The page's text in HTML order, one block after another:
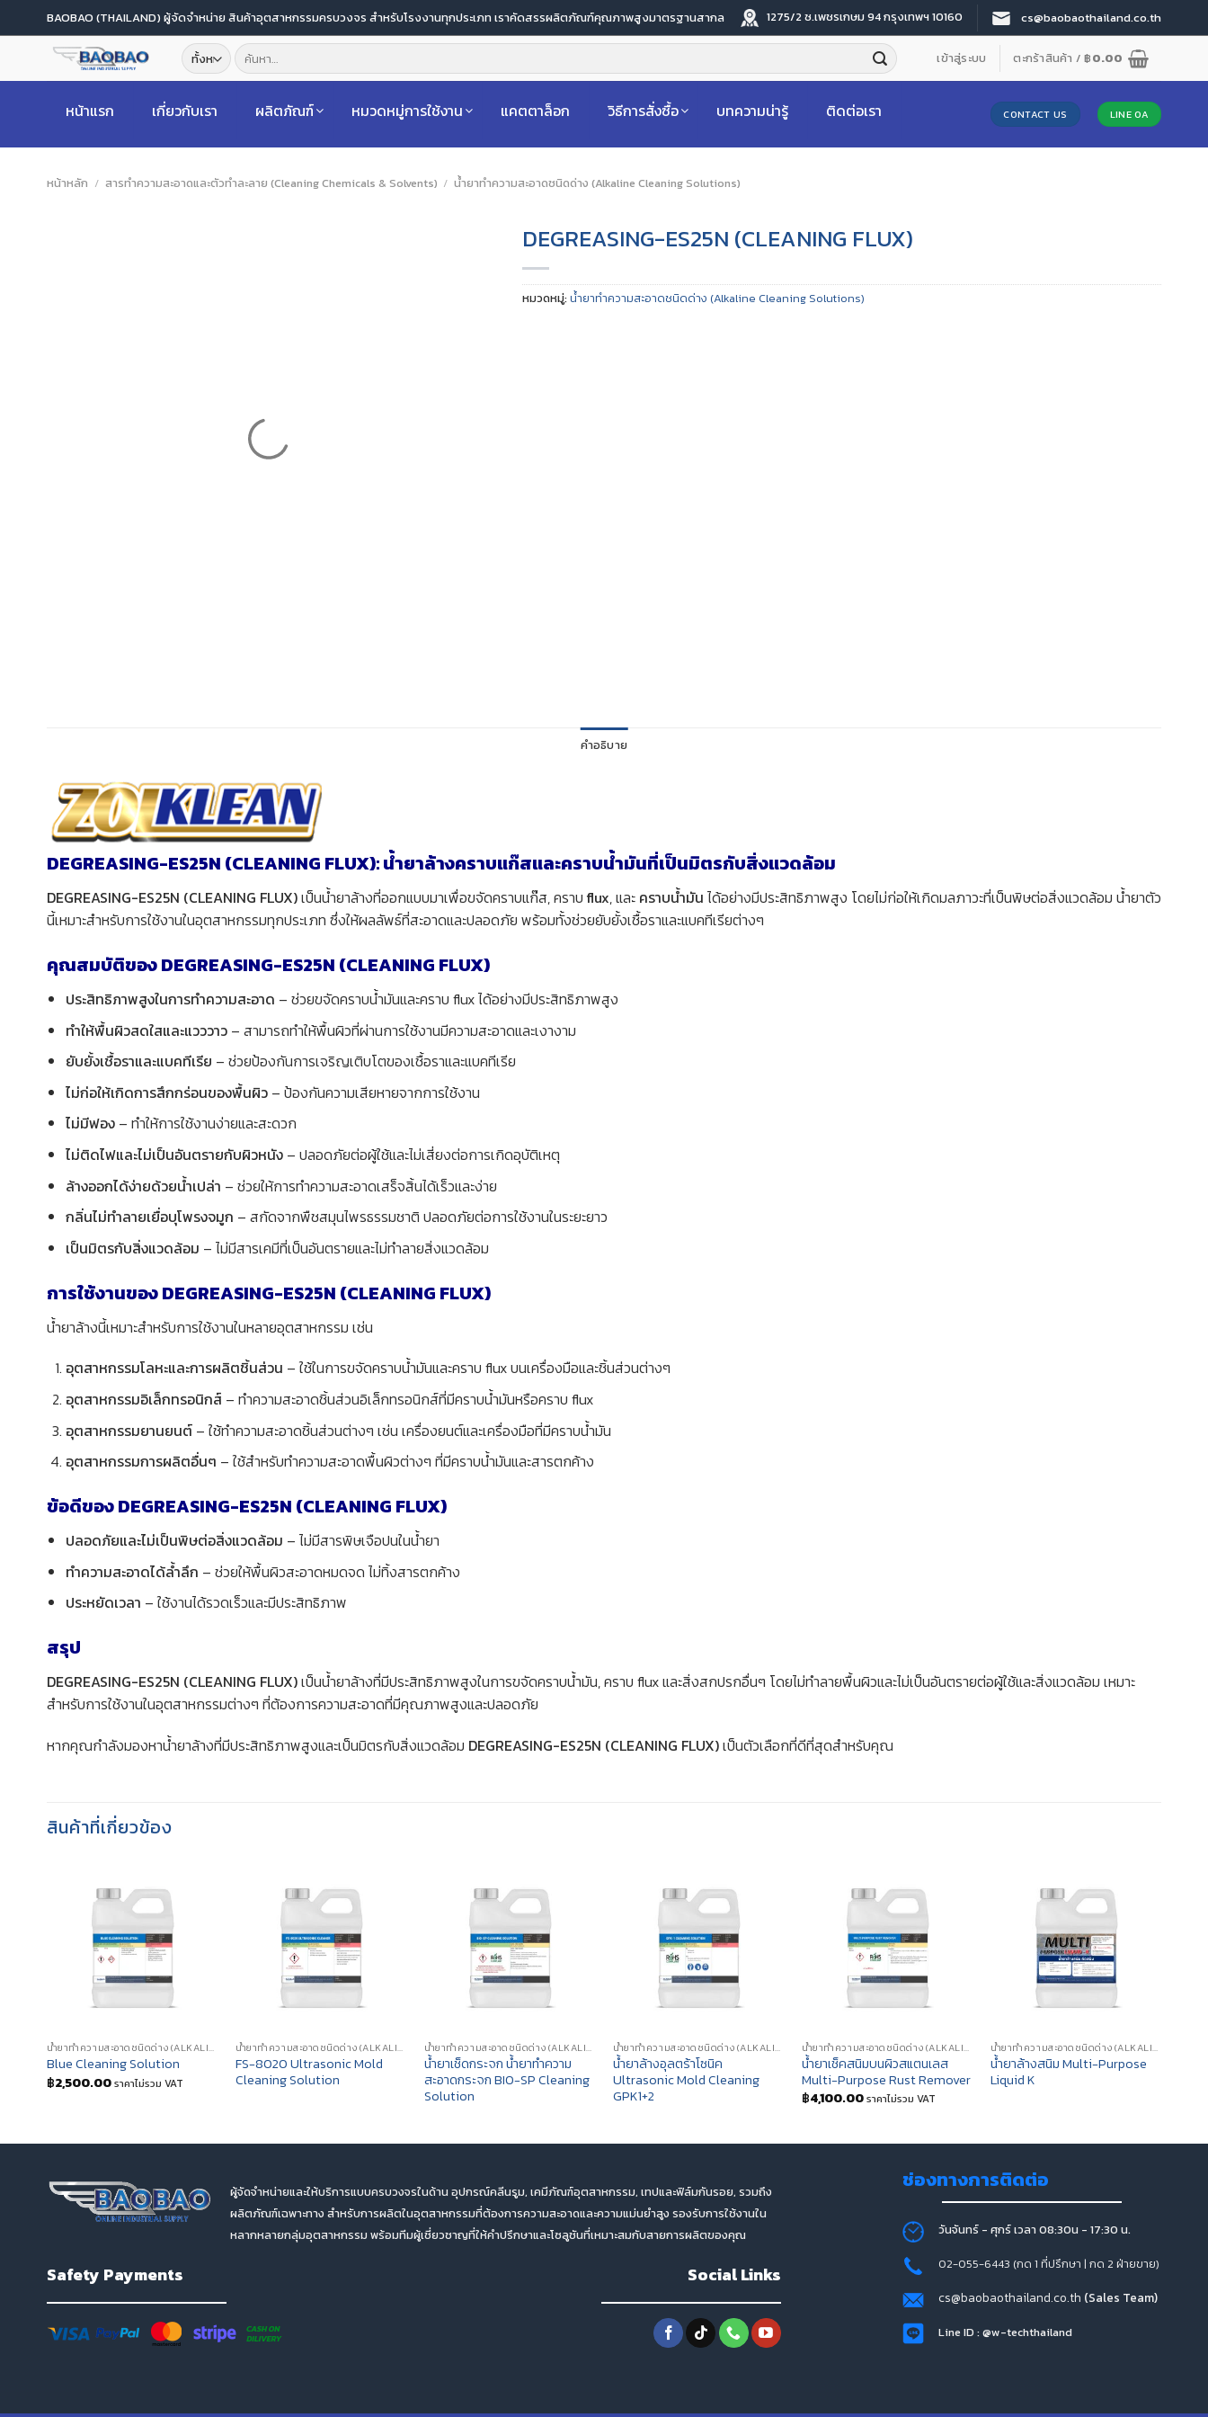
ไป
เนื้อหา
BAOBAO (THAILAND) ผู้จัดจำหน่าย สินค้าอุตสาหกรรมครบวงจร สำหรับโรงงานทุกประเภท เราคัดสรรผลิตภัณฑ์คุณภาพสูงมาตรฐานสากล 1275/2 ซ.เพชรเกษม 94 กรุงเทพฯ 10160 cs@baobaothailand.co.th
ค้นหา: เข้าสู่ระบบ ตะกร้าสินค้า /฿0.00
หน้าแรก เกี่ยวกับเรา ผลิตภัณฑ์ หมวดหมู่การใช้งาน แคตตาล็อก วิธีการสั่งซื้อ บทความน่ารู้ ติดต่อเรา CONTACT US LINE OA
หน้าหลัก / สารทำความสะอาดและตัวทำละลาย (Cleaning Chemicals & Solvents) / น้ำยาทำความสะอาดชนิดด่าง (Alkaline Cleaning Solutions)
DEGREASING-ES25N (CLEANING FLUX)
หมวดหมู่:น้ำยาทำความสะอาดชนิดด่าง (Alkaline Cleaning Solutions)
คำอธิบาย
DEGREASING-ES25N (CLEANING FLUX): น้ำยาล้างคราบแก๊สและคราบน้ำมันที่เป็นมิตรกับสิ่งแวดล้อม
DEGREASING-ES25N (CLEANING FLUX)เป็นน้ำยาล้างที่ออกแบบมาเพื่อขจัดคราบแก๊ส, คราบ flux, และ คราบน้ำมัน ได้อย่างมีประสิทธิภาพสูง โดยไม่ก่อให้เกิดมลภาวะที่เป็นพิษต่อสิ่งแวดล้อม น้ำยาตัว
นี้เหมาะสำหรับการใช้งานในอุตสาหกรรมทุกประเภท ซึ่งให้ผลลัพธ์ที่สะอาดและปลอดภัย พร้อมทั้งช่วยยับยั้งเชื้อราและแบคทีเรียต่างๆ
คุณสมบัติของ DEGREASING-ES25N (CLEANING FLUX)
ประสิทธิภาพสูงในการทำความสะอาด – ช่วยขจัดคราบน้ำมันและคราบ flux ได้อย่างมีประสิทธิภาพสูง
ทำให้พื้นผิวสดใสและแวววาว– สามารถทำให้พื้นผิวที่ผ่านการใช้งานมีความสะอาดและเงางาม
ยับยั้งเชื้อราและแบคทีเรีย – ช่วยป้องกันการเจริญเติบโตของเชื้อราและแบคทีเรีย
ไม่ก่อให้เกิดการสึกกร่อนของพื้นผิว– ป้องกันความเสียหายจากการใช้งาน
ไม่มีฟอง– ทำให้การใช้งานง่ายและสะดวก
ไม่ติดไฟและไม่เป็นอันตรายกับผิวหนัง– ปลอดภัยต่อผู้ใช้และไม่เสี่ยงต่อการเกิดอุบัติเหตุ
ล้างออกได้ง่ายด้วยน้ำเปล่า – ช่วยให้การทำความสะอาดเสร็จสิ้นได้เร็วและง่าย
กลิ่นไม่ทำลายเยื่อบุโพรงจมูก – สกัดจากพืชสมุนไพรธรรมชาติ ปลอดภัยต่อการใช้งานในระยะยาว
เป็นมิตรกับสิ่งแวดล้อม – ไม่มีสารเคมีที่เป็นอันตรายและไม่ทำลายสิ่งแวดล้อม
การใช้งานของ DEGREASING-ES25N (CLEANING FLUX)
น้ำยาล้างนี้เหมาะสำหรับการใช้งานในหลายอุตสาหกรรม เช่น
อุตสาหกรรมโลหะและการผลิตชิ้นส่วน – ใช้ในการขจัดคราบน้ำมันและคราบ flux บนเครื่องมือและชิ้นส่วนต่างๆ
อุตสาหกรรมอิเล็กทรอนิกส์ – ทำความสะอาดชิ้นส่วนอิเล็กทรอนิกส์ที่มีคราบน้ำมันหรือคราบ flux
อุตสาหกรรมยานยนต์– ใช้ทำความสะอาดชิ้นส่วนต่างๆ เช่น เครื่องยนต์และเครื่องมือที่มีคราบน้ำมัน
อุตสาหกรรมการผลิตอื่นๆ – ใช้สำหรับทำความสะอาดพื้นผิวต่างๆ ที่มีคราบน้ำมันและสารตกค้าง
ข้อดีของ DEGREASING-ES25N (CLEANING FLUX)
ปลอดภัยและไม่เป็นพิษต่อสิ่งแวดล้อม – ไม่มีสารพิษเจือปนในน้ำยา
ทำความสะอาดได้ล้ำลึก – ช่วยให้พื้นผิวสะอาดหมดจด ไม่ทิ้งสารตกค้าง
ประหยัดเวลา – ใช้งานได้รวดเร็วและมีประสิทธิภาพ
สรุป
DEGREASING-ES25N (CLEANING FLUX)เป็นน้ำยาล้างที่มีประสิทธิภาพสูงในการขจัดคราบน้ำมัน, คราบ flux และสิ่งสกปรกอื่นๆ โดยไม่ทำลายพื้นผิวและไม่เป็นอันตรายต่อผู้ใช้และสิ่งแวดล้อม เหมาะ
สำหรับการใช้งานในอุตสาหกรรมต่างๆ ที่ต้องการความสะอาดที่มีคุณภาพสูงและปลอดภัย
หากคุณกำลังมองหาน้ำยาล้างที่มีประสิทธิภาพสูงและเป็นมิตรกับสิ่งแวดล้อม DEGREASING-ES25N (CLEANING FLUX)เป็นตัวเลือกที่ดีที่สุดสำหรับคุณ
สินค้าที่เกี่ยวข้อง
น้ำยาทำความสะอาดชนิดด่าง (ALKALINE CLEANING SOLUTIONS)
Blue Cleaning Solution
฿2,500.00ราคาไม่รวม VAT
น้ำยาทำความสะอาดชนิดด่าง (ALKALINE CLEANING SOLUTIONS)
FS-8020 Ultrasonic Mold
Cleaning Solution
น้ำยาทำความสะอาดชนิดด่าง (ALKALINE CLEANING SOLUTIONS)
น้ำยาเช็ดกระจก น้ำยาทำความ
สะอาดกระจก BIO-SP Cleaning
Solution
น้ำยาทำความสะอาดชนิดด่าง (ALKALINE CLEANING SOLUTIONS)
น้ำยาล้างอุลตร้าโซนิค
Ultrasonic Mold Cleaning
GPK1+2
น้ำยาทำความสะอาดชนิดด่าง (ALKALINE CLEANING SOLUTIONS)
น้ำยาเช็คสนิมบนผิวสแตนเลส
Multi-Purpose Rust Remover
฿4,100.00ราคาไม่รวม VAT
น้ำยาทำความสะอาดชนิดด่าง (ALKALINE CLEANING SOLUTIONS)
น้ำยาล้างสนิม Multi-Purpose
Liquid K
ผู้จัดจำหน่ายและให้บริการแบบครบวงจรในด้าน อุปกรณ์คลีนรูม, เคมีภัณฑ์อุตสาหกรรม, เทปและฟิล์มกันรอย, รวมถึง
ผลิตภัณฑ์เฉพาะทาง สำหรับการผลิตในอุตสาหกรรมที่ต้องการความสะอาดและความแม่นยำสูง รองรับการใช้งานใน
หลากหลายกลุ่มอุตสาหกรรม พร้อมทีมผู้เชี่ยวชาญที่ให้คำปรึกษาและโซลูชันที่เหมาะสมกับสายการผลิตของคุณ
Safety Payments Social Links
ช่องทางการติดต่อ
วันจันทร์ - ศุกร์ เวลา 08:30น - 17:30 น.
02-055-6443 (กด 1 ที่ปรึกษา | กด 2 ฝ่ายขาย)
cs@baobaothailand.co.th (Sales Team)
Line ID : @w-techthailand